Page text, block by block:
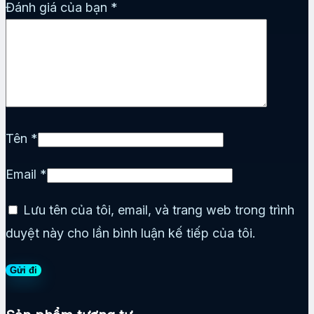
Đánh giá của bạn *
Tên *
Email *
Lưu tên của tôi, email, và trang web trong trình
duyệt này cho lần bình luận kế tiếp của tôi.